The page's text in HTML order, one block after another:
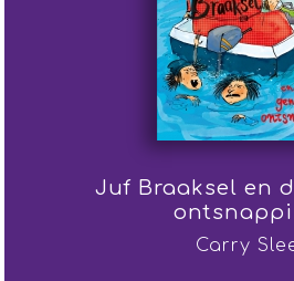
Juf Braaksel en
Carry